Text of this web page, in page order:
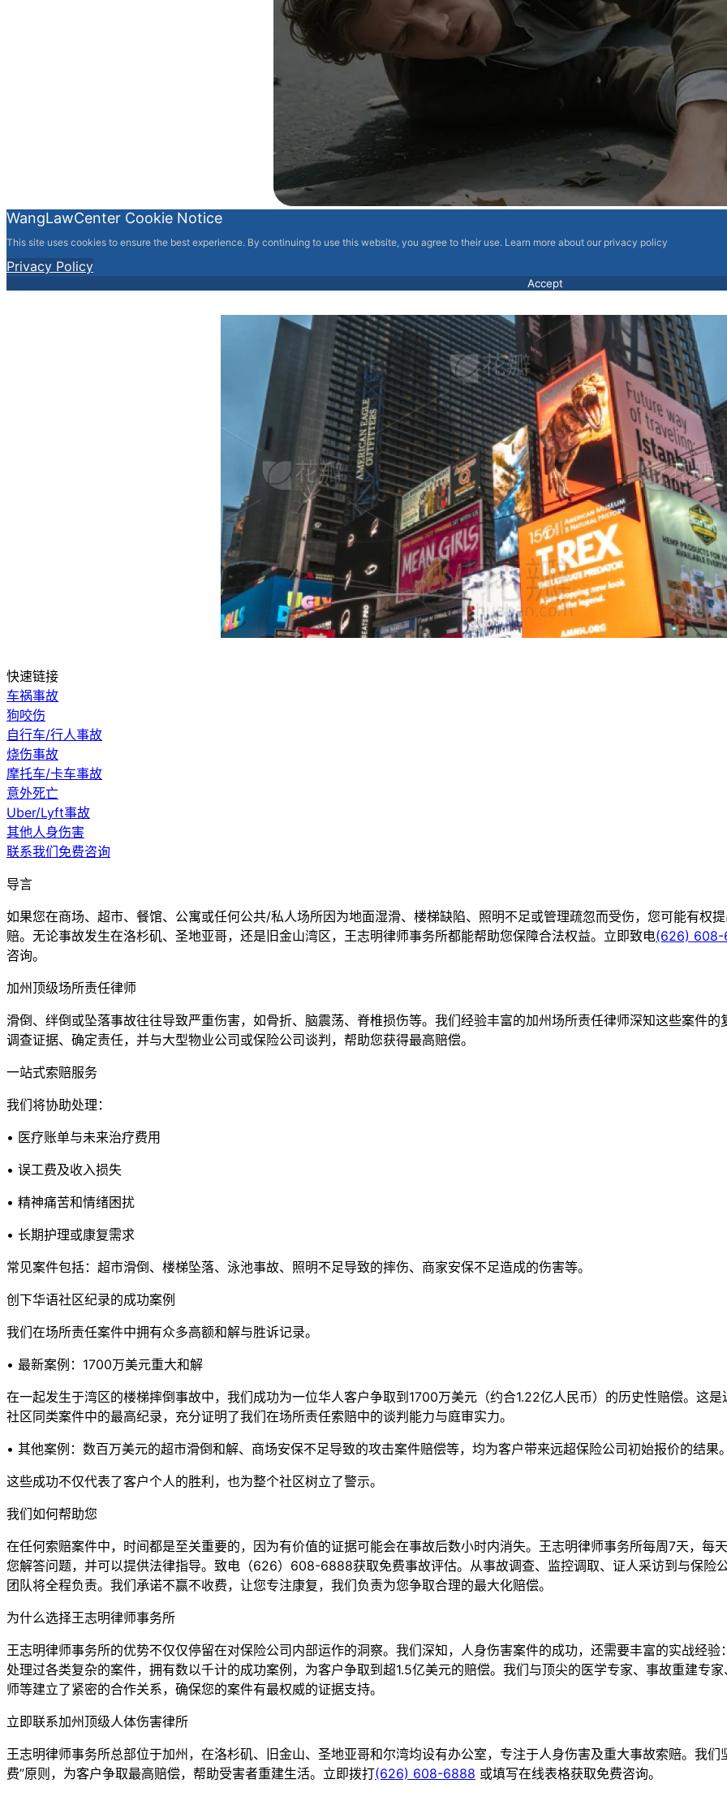
WangLawCenter Cookie Notice
This site uses cookies to ensure the best experience. By continuing to use this website, you agree to their use. Learn more about our privacy policy
Privacy Policy
Accept
快速链接
车祸事故
狗咬伤
自行车/行人事故
烧伤事故
摩托车/卡车事故
意外死亡
Uber/Lyft事故
其他人身伤害
联系我们免费咨询
导言
如果您在商场、超市、餐馆、公寓或任何公共/私人场所因为地面湿滑、楼梯缺陷、照明不足或管理疏忽而受伤，您可能有权
赔。无论事故发生在洛杉矶、圣地亚哥，还是旧金山湾区，王志明律师事务所都能帮助您保障合法权益。立即致电(626) 608-
咨询。
加州顶级场所责任律师
滑倒、绊倒或坠落事故往往导致严重伤害，如骨折、脑震荡、脊椎损伤等。我们经验丰富的加州场所责任律师深知这些案件的
调查证据、确定责任，并与大型物业公司或保险公司谈判，帮助您获得最高赔偿。
一站式索赔服务
我们将协助处理：
• 医疗账单与未来治疗费用
• 误工费及收入损失
• 精神痛苦和情绪困扰
• 长期护理或康复需求
常见案件包括：超市滑倒、楼梯坠落、泳池事故、照明不足导致的摔伤、商家安保不足造成的伤害等。
创下华语社区纪录的成功案例
我们在场所责任案件中拥有众多高额和解与胜诉记录。
• 最新案例：1700万美元重大和解
在一起发生于湾区的楼梯摔倒事故中，我们成功为一位华人客户争取到1700万美元（约合1.22亿人民币）的历史性赔偿。这是
社区同类案件中的最高纪录，充分证明了我们在场所责任索赔中的谈判能力与庭审实力。
• 其他案例：数百万美元的超市滑倒和解、商场安保不足导致的攻击案件赔偿等，均为客户带来远超保险公司初始报价的结果。
这些成功不仅代表了客户个人的胜利，也为整个社区树立了警示。
我们如何帮助您
在任何索赔案件中，时间都是至关重要的，因为有价值的证据可能会在事故后数小时内消失。王志明律师事务所每周7天，每
您解答问题，并可以提供法律指导。致电（626）608-6888获取免费事故评估。从事故调查、监控调取、证人采访到与保险
团队将全程负责。我们承诺不赢不收费，让您专注康复，我们负责为您争取合理的最大化赔偿。
为什么选择王志明律师事务所
王志明律师事务所的优势不仅仅停留在对保险公司内部运作的洞察。我们深知，人身伤害案件的成功，还需要丰富的实战经验
处理过各类复杂的案件，拥有数以千计的成功案例，为客户争取到超1.5亿美元的赔偿。我们与顶尖的医学专家、事故重建专
师等建立了紧密的合作关系，确保您的案件有最权威的证据支持。
立即联系加州顶级人体伤害律所
王志明律师事务所总部位于加州，在洛杉矶、旧金山、圣地亚哥和尔湾均设有办公室，专注于人身伤害及重大事故索赔。我们
费”原则，为客户争取最高赔偿，帮助受害者重建生活。立即拨打(626) 608-6888 或填写在线表格获取免费咨询。